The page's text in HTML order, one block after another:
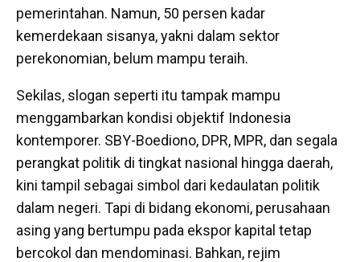
pemerintahan. Namun, 50 persen kadar
kemerdekaan sisanya, yakni dalam sektor
perekonomian, belum mampu teraih.
Sekilas, slogan seperti itu tampak mampu
menggambarkan kondisi objektif Indonesia
kontemporer. SBY-Boediono, DPR, MPR, dan segala
perangkat politik di tingkat nasional hingga daerah,
kini tampil sebagai simbol dari kedaulatan politik
dalam negeri. Tapi di bidang ekonomi, perusahaan
asing yang bertumpu pada ekspor kapital tetap
bercokol dan mendominasi. Bahkan, rejim